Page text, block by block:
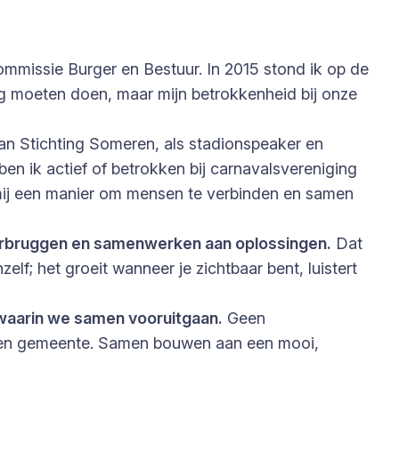
Burger en Bestuur. In 2015 stond ik op de
doen, maar mijn betrokkenheid bij onze
Stichting Someren, als stadionspeaker en
ik actief of betrokken bij carnavalsvereniging
manier om mensen te verbinden en samen
en samenwerken aan oplossingen. Dat
het groeit wanneer je zichtbaar bent, luistert
we samen vooruitgaan. Geen
gemeente. Samen bouwen aan een mooi,